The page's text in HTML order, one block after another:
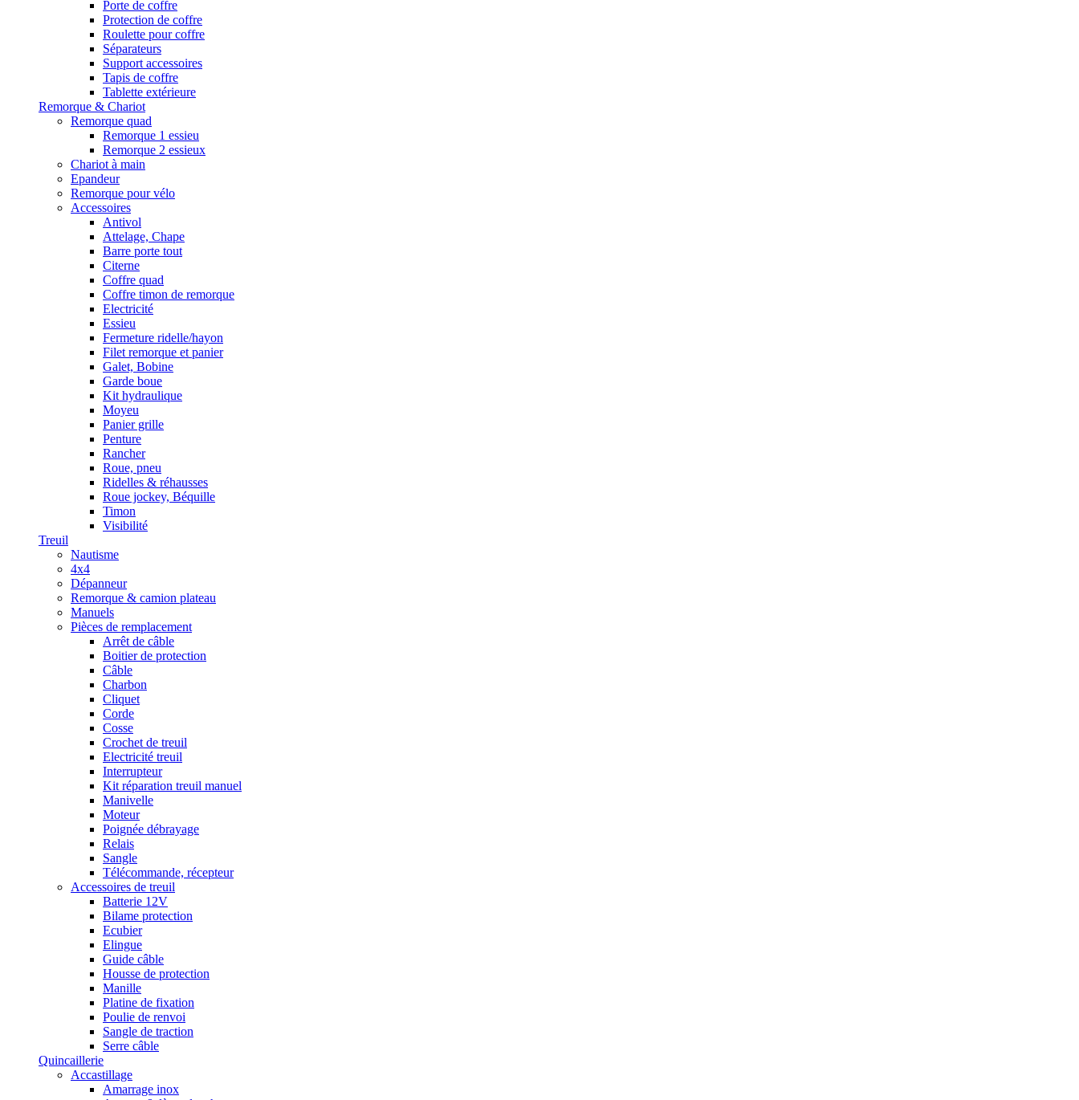
Porte de coffre
Protection de coffre
Roulette pour coffre
Séparateurs
Support accessoires
Tapis de coffre
Tablette extérieure
Remorque & Chariot
Remorque quad
Remorque 1 essieu
Remorque 2 essieux
Chariot à main
Epandeur
Remorque pour vélo
Accessoires
Antivol
Attelage, Chape
Barre porte tout
Citerne
Coffre quad
Coffre timon de remorque
Electricité
Essieu
Fermeture ridelle/hayon
Filet remorque et panier
Galet, Bobine
Garde boue
Kit hydraulique
Moyeu
Panier grille
Penture
Rancher
Roue, pneu
Ridelles & réhausses
Roue jockey, Béquille
Timon
Visibilité
Treuil
Nautisme
4x4
Dépanneur
Remorque & camion plateau
Manuels
Pièces de remplacement
Arrêt de câble
Boitier de protection
Câble
Charbon
Cliquet
Corde
Cosse
Crochet de treuil
Electricité treuil
Interrupteur
Kit réparation treuil manuel
Manivelle
Moteur
Poignée débrayage
Relais
Sangle
Télécommande, récepteur
Accessoires de treuil
Batterie 12V
Bilame protection
Ecubier
Elingue
Guide câble
Housse de protection
Manille
Platine de fixation
Poulie de renvoi
Sangle de traction
Serre câble
Quincaillerie
Accastillage
Amarrage inox